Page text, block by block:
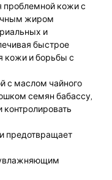
проблемной кожи с
жиром
и
быстрое
кожи и борьбы с
с маслом чайного
семян бабассу,
предотвращает